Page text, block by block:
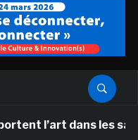
l’art dans les salles